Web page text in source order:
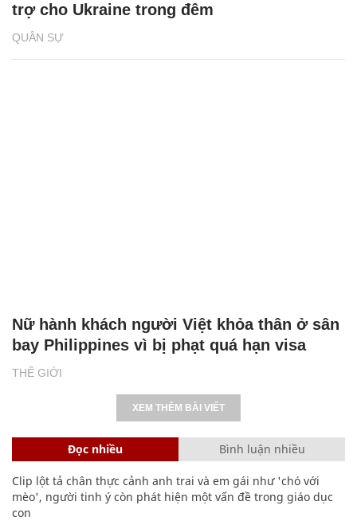
QUÂN SỰ
trợ cho Ukraine trong đêm
THẾ GIỚI
Nữ hành khách người Việt khỏa thân ở sân
bay Philippines vì bị phạt quá hạn visa
XEM THÊM BÀI VIẾT
Đọc nhiều Bình luận nhiều
Clip lột tả chân thực cảnh anh trai và em gái như 'chó với
mèo', người tinh ý còn phát hiện một vấn đề trong giáo dục
con